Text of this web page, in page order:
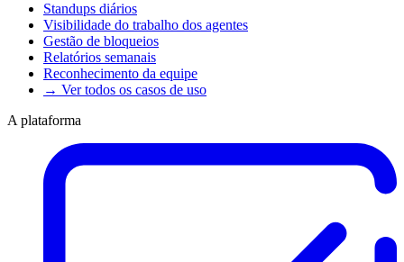
Standups diários
Visibilidade do trabalho dos agentes
Gestão de bloqueios
Relatórios semanais
Reconhecimento da equipe
→ Ver todos os casos de uso
A plataforma